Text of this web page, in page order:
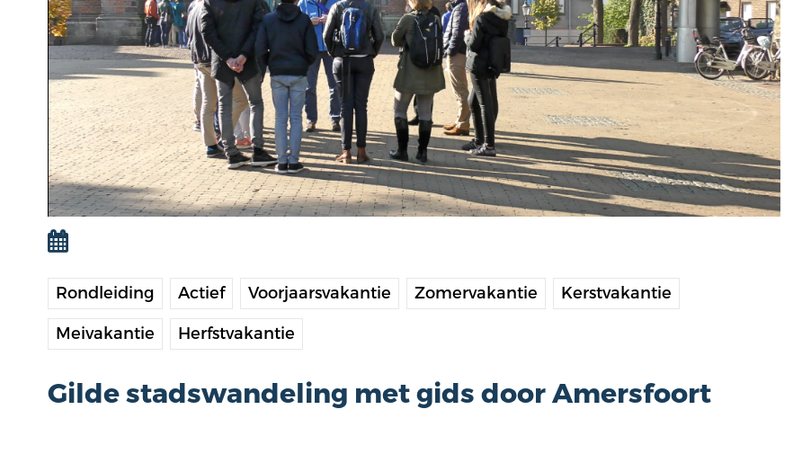
Rondleiding Actief Voorjaarsvakantie Zomervakantie
Kerstvakantie
Meivakantie
Herfstvakantie
Gilde stadswandeling met gids door Amersfoort